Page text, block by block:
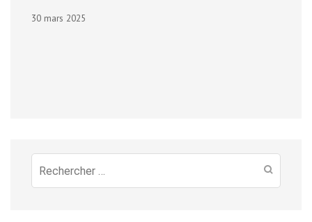
30 mars 2025
Recherche
pour